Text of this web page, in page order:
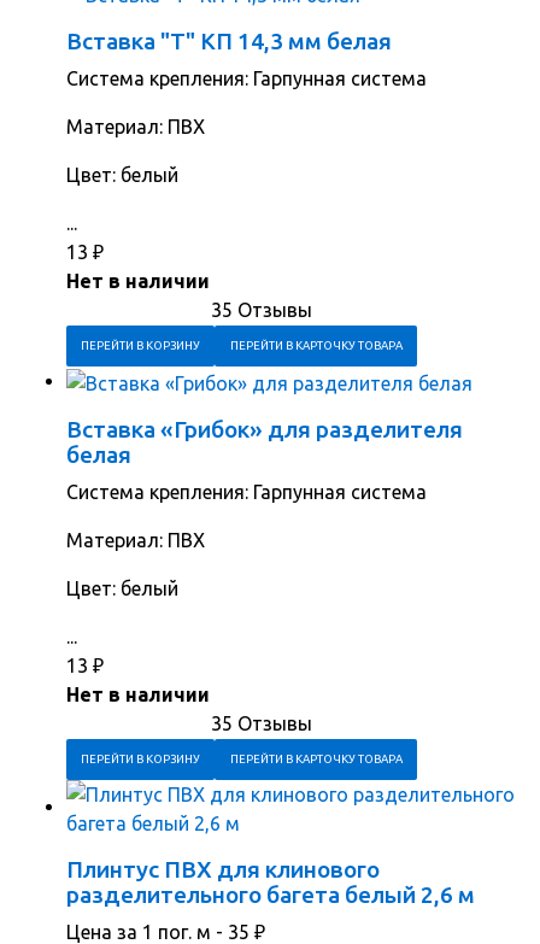
Вставка "Т" КП 14,3 мм белая
Система крепления: Гарпунная система
Материал: ПВХ
Цвет: белый
...
13 ₽
Нет в наличии
35 Отзывы
ПЕРЕЙТИ В КОРЗИНУ ПЕРЕЙТИ В КАРТОЧКУ ТОВАРА
Вставка «Грибок» для разделителя
белая
Система крепления: Гарпунная система
Материал: ПВХ
Цвет: белый
13 ₽
Нет в наличии
35 Отзывы
ПЕРЕЙТИ В КОРЗИНУ ПЕРЕЙТИ В КАРТОЧКУ ТОВАРА
Плинтус ПВХ для клинового
разделительного багета белый 2,6 м
Цена за 1 пог. м - 35 ₽